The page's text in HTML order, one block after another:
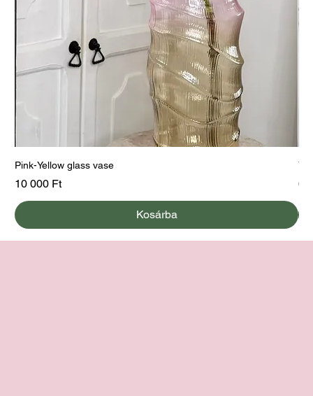
Pink-Yellow glass vase
Ár
10 000 Ft
Kosárba
Ár